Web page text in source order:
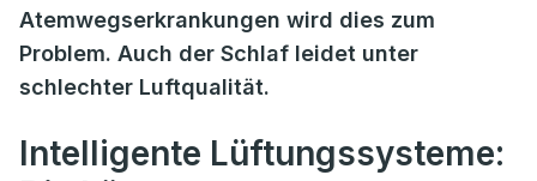
Atemwegserkrankungen wird dies zum
Problem. Auch der Schlaf leidet unter
schlechter Luftqualität.
Intelligente Lüftungssysteme: